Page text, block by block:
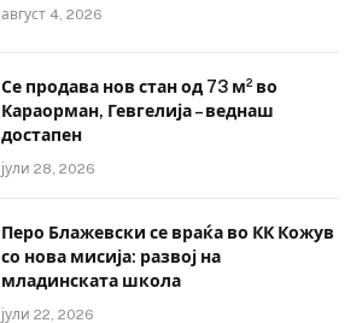
август 4, 2026
Се продава нов стан од 73 м² во
Караорман, Гевгелија – веднаш
достапен
јули 28, 2026
Перо Блажевски се враќа во КК Кожув
со нова мисија: развој на
младинската школа
јули 22, 2026